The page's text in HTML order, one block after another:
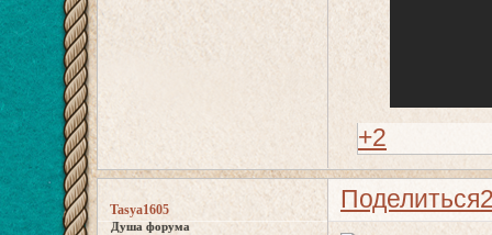
+2
Поделиться
Tasya1605
Душа форума